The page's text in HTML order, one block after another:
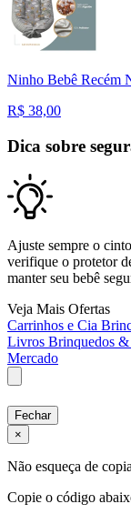
Ninho Bebê Recém
R$ 38,00
Dica sobre
Ajuste sempre o
verifique o protetor
manter seu bebê
Veja Mais Ofertas
Carrinhos e Cia
Livros Brinquedos
Mercado
Fechar
×
Não esqueça de
Copie o código